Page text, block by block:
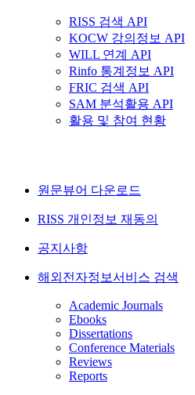
RISS 검색 API
KOCW 강의정보 API
WILL 연계 API
Rinfo 통계정보 API
FRIC 검색 API
SAM 분석활용 API
활용 및 참여 현황
원문뷰어 다운로드
RISS 개인정보 재동의
공지사항
해외전자정보서비스 검색
Academic Journals
Ebooks
Dissertations
Conference Materials
Reviews
Reports